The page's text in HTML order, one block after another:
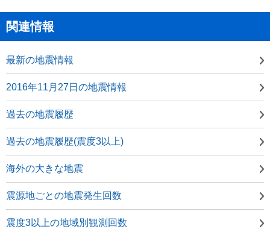
関連情報
最新の地震情報
2016年11月27日の地震情報
過去の地震履歴
過去の地震履歴(震度3以上)
海外の大きな地震
震源地ごとの地震発生回数
震度3以上の地域別観測回数